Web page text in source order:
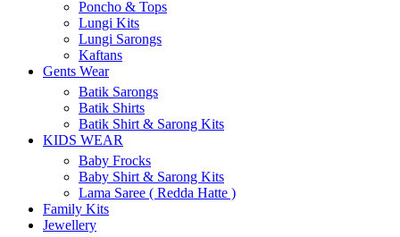
Poncho & Tops
Lungi Kits
Lungi Sarongs
Kaftans
Gents Wear
Batik Sarongs
Batik Shirts
Batik Shirt & Sarong Kits
KIDS WEAR
Baby Frocks
Baby Shirt & Sarong Kits
Lama Saree ( Redda Hatte )
Family Kits
Jewellery